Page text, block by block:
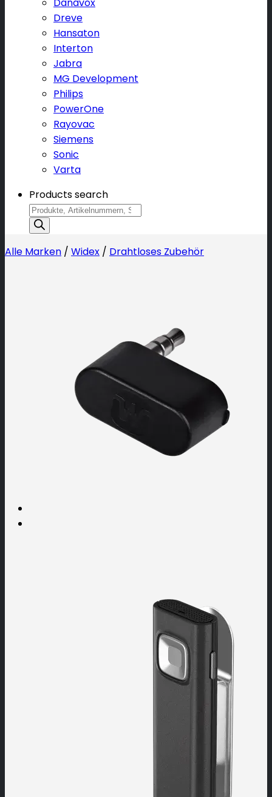
Dreve
Hansaton
Interton
Jabra
MG Development
Philips
PowerOne
Rayovac
Siemens
Sonic
Varta
Products search
Alle Marken / Widex / Drahtloses Zubehör